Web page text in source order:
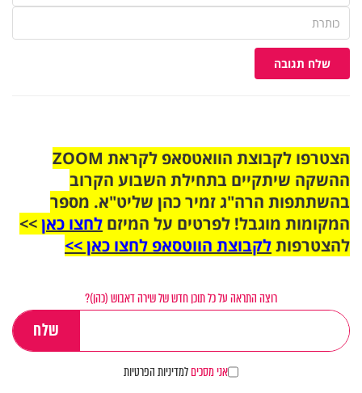
שלח תגובה
הצטרפו לקבוצת הוואטסאפ לקראת ZOOM
ההשקה שיתקיים בתחילת השבוע הקרוב
בהשתתפות הרה"ג זמיר כהן שליט"א. מספר
המקומות מוגבל! לפרטים על המיזם לחצו כאן>>
להצטרפותלקבוצת הווטסאפ לחצו כאן >>
רוצה התראה על כל תוכן חדש של שירה דאבוש (כהן)?
אני מסכיםלמדיניות הפרטיות